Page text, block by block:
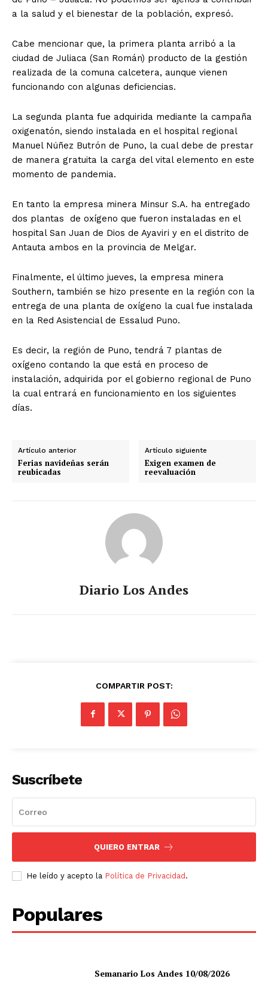
a la salud y el bienestar de la población, expresó.
Cabe mencionar que, la primera planta arribó a la
ciudad de Juliaca (San Román) producto de la gestión
realizada de la comuna calcetera, aunque vienen
funcionando con algunas deficiencias.
La segunda planta fue adquirida mediante la campaña
oxigenatón, siendo instalada en el hospital regional
Manuel Núñez Butrón de Puno, la cual debe de prestar
de manera gratuita la carga del vital elemento en este
momento de pandemia.
En tanto la empresa minera Minsur S.A. ha entregado
dos plantas de oxígeno que fueron instaladas en el
hospital San Juan de Dios de Ayaviri y en el distrito de
Antauta ambos en la provincia de Melgar.
Finalmente, el último jueves, la empresa minera
Southern, también se hizo presente en la región con la
entrega de una planta de oxígeno la cual fue instalada
en la Red Asistencial de Essalud Puno.
Es decir, la región de Puno, tendrá 7 plantas de
oxígeno contando la que está en proceso de
instalación, adquirida por el gobierno regional de Puno
la cual entrará en funcionamiento en los siguientes
días.
Artículo anterior
Ferias navideñas serán
reubicadas
Artículo siguiente
Exigen examen de
reevaluación
Diario Los Andes
COMPARTIR POST:
Suscríbete
QUIERO ENTRAR
He leído y acepto la Política de Privacidad.
Populares
Semanario Los Andes 10/08/2026